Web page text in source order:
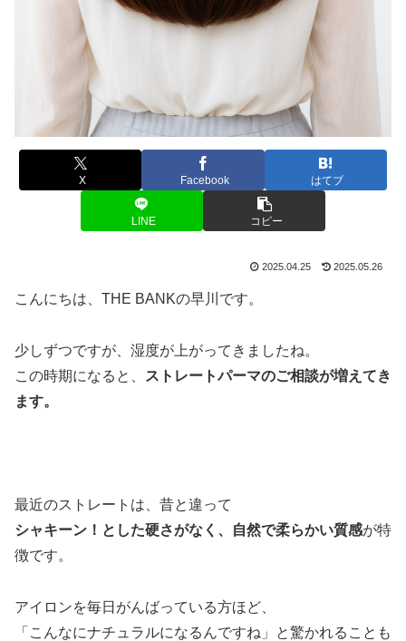
X Facebook はてブ
LINE コピー
2025.04.25 2025.05.26
こんにちは、THE BANKの早川です。
少しずつですが、湿度が上がってきましたね。
この時期になると、
ストレートパーマのご相談が増えてき
ます。
最近のストレートは、昔と違って
シャキーン！とした硬さがなく、自然で柔らかい質感が特
徴です。
アイロンを毎日がんばっている方ほど、
「こんなにナチュラルになるんですね」と驚かれることも